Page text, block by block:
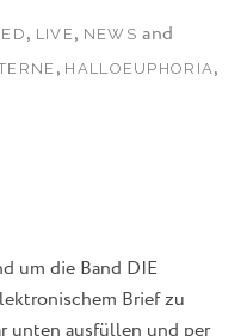
, LIVE, NEWS and
, HALLOEUPHORIA,
um die Band DIE
Brief zu